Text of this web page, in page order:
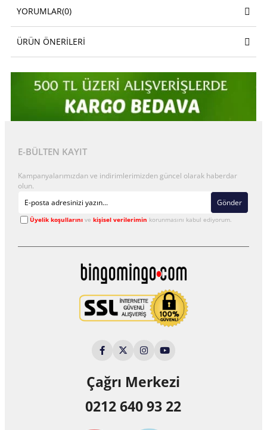
YORUMLAR(0)
ÜRÜN ÖNERILERI
E-BÜLTEN KAYIT
Kampanyalarımızdan ve indirimlerimizden güncel olarak haberdar
olun.
Gönder
Üyelik koşullarınıve kişisel verilerimin korunmasını kabul ediyorum.
Çağrı Merkezi
0212 640 93 22